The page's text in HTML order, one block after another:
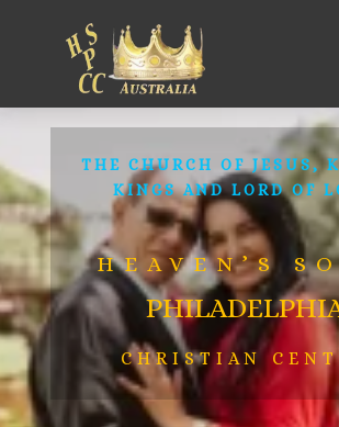
THE CHURCH OF JESUS,
KINGS AND LORD OF
HEAVEN’S
CHRISTIAN